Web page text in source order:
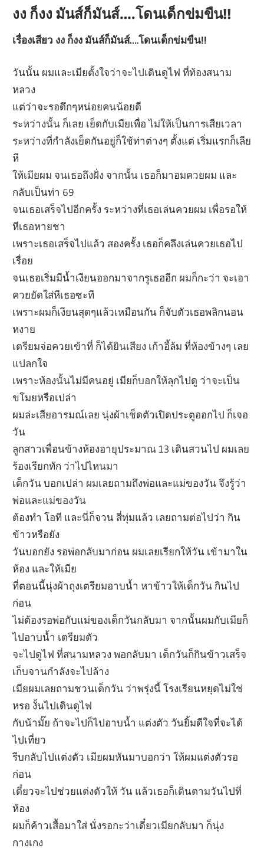
งง ก็งง มันส์ก็มันส์….โดนเด็กข่มขืน!!
เรื่องเสียว งง ก็งง มันส์ก็มันส์….โดนเด็กข่มขืน!!
วันนั้น ผมและเมียตั้งใจว่าจะไปเดินดูไฟ ที่ท้องสนาม
หลวง
แต่ว่าจะรอดึกๆหน่อยคนน้อยดี
ระหว่างนั้น ก็เลย เย็ดกับเมียเพื่อ ไม่ให้เป็นการเสียเวลา
ระหว่างที่กำลังเย็ดกันอยู่ก็ใช้ท่าต่างๆ ตั้งแต่ เริ่มแรกก็เลีย
หี
ให้เมียผม จนเธอถึงฝั่ง จากนั้น เธอก็มาอมควยผม และ
กลับเป็นท่า 69
จนเธอเสร็จไปอีกครั้ง ระหว่างที่เธอเล่นควยผม เพื่อรอให้
หีเธอหายชา
เพราะเธอเสร็จไปแล้ว สองครั้ง เธอก็คลึงเล่นควยเธอไป
เรื่อย
จนเธอเริ่มมีน้ำเงียนออกมาจากรูเธฮอีก ผมก็กะว่า จะเอา
ควยยัดใส่หีเธอซะที
เพราะผมก็เงียนสุดๆแล้วเหมือนกัน ก็จับตัวเธอพลิกนอน
หงาย
เตรียมจ่อควยเข้าที่ ก็ได้ยินเสียง เก้าอี้ล้ม ที่ห้องข้างๆ เลย
แปลกใจ
เพราะห้องนั้นไม่มีคนอยู่ เมียก็บอกให้ลุกไปดู ว่าจะเป็น
ขโมยหรือเปล่า
ผมล่ะเสียอารมณ์เลย นุ่งผ้าเช็ดตัวเปิดประตูออกไป ก็เจอ
วัน
ลูกสาวเพื่อนข้างห้องอายุประมาณ 13 เดินสวนไป ผมเลย
ร้องเรียกทัก ว่าไปไหนมา
เด็กวัน บอกเปล่า ผมเลยถามถึงพ่อและแม่ของวัน จึงรู้ว่า
พ่อและแม่ของวัน
ต้องทำ โอที และนี่ก็จวน สี่ทุ่มแล้ว เลยถามต่อไปว่า กิน
ข้าวหรือยัง
วันบอกยัง รอพ่อกลับมาก่อน ผมเลยเรียกให้วัน เข้ามาใน
ห้อง และให้เมีย
ที่ตอนนี้นุ่งผ้าถุงเตรียมอาบน้ำ หาข้าวให้เด็กวัน กินไป
ก่อน
ไม่ต้องรอพ่อกับแม่ของเด็กวันกลับมา จากนั้นผมกับเมียก็
ไปอาบน้ำ เตรียมตัว
จะไปดูไฟ ที่สนามหลวง พอกลับมา เด็กวันก็กินข้าวเสร็จ
เก็บจานกำลังจะไปล้าง
เมียผมเลยถามชวนเด็กวัน ว่าพรุ่งนี้ โรงเรียนหยุดไม่ใช่
หรอ งั้นไปเดินดูไฟ
กับน้ามั๊ย ถ้าจะไปก็ไปอาบน้ำ แต่งตัว วันยิ้มดีใจที่จะได้
ไปเที่ยว
รีบกลับไปแต่งตัว เมียผมหันมาบอกว่า ให้ผมแต่งตัวรอ
ก่อน
เดี๋ยวจะไปช่วยแต่งตัวให้ วัน แล้วเธอก็เดินตามวันไปที่
ห้อง
ผมก็ค้าวเสื้อมาใส่ นั่งรอกะว่าเดี๋ยวเมียกลับมา ก็นุ่ง
กางเกง